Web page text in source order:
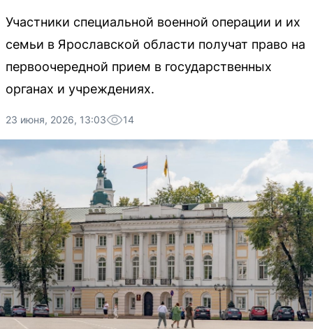
Участники специальной военной операции и их
семьи в Ярославской области получат право на
первоочередной прием в государственных
органах и учреждениях.
23 июня, 2026, 13:03 14